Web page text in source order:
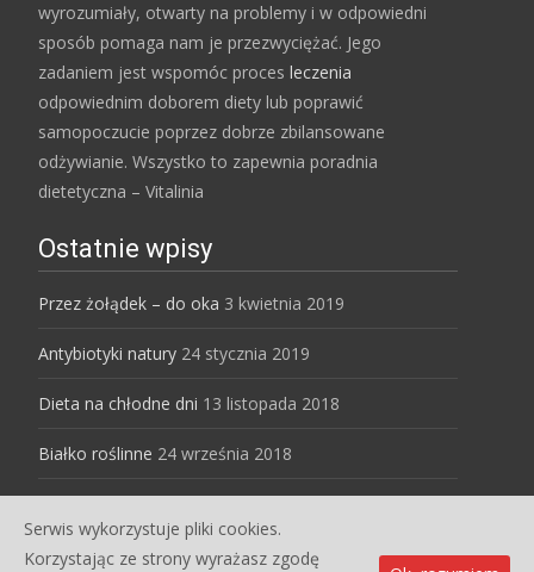
wyrozumiały, otwarty na problemy i w odpowiedni
sposób pomaga nam je przezwyciężać. Jego
zadaniem jest wspomóc proces leczenia
odpowiednim doborem diety lub poprawić
samopoczucie poprzez dobrze zbilansowane
odżywianie. Wszystko to zapewnia poradnia
dietetyczna – Vitalinia
Ostatnie wpisy
Przez żołądek – do oka 3 kwietnia 2019
Antybiotyki natury 24 stycznia 2019
Dieta na chłodne dni 13 listopada 2018
Białko roślinne 24 września 2018
Copyright © Dietetyk dla Ciebie
Serwis wykorzystuje pliki cookies.
Korzystając ze strony wyrażasz zgodę